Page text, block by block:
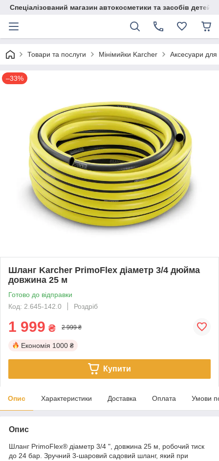
Спеціалізований магазин автокосметики та засобів
Товари та послуги Мінімийки Karcher Аксесуари для
–33%
Шланг Karcher PrimoFlex діаметр 3/4 дюйма
довжина 25 м
Готово до відправки
Код: 2.645-142.0
Роздріб
1 999 ₴ 2 999 ₴
Економія 1000 ₴
Купити
Опис Характеристики Доставка Оплата Умови
Опис
Шланг PrimoFlex® діаметр 3/4 ", довжина 25 м, робочий тиск
до 24 бар. Зручний 3-шаровий садовий шланг, який при